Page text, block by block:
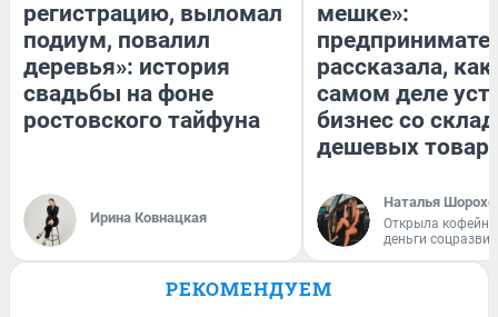
регистрацию, выломал
подиум, повалил
деревья»: история
свадьбы на фоне
ростовского тайфуна
Ирина Ковнацкая
мешке»:
рассказала, как
самом деле
бизнес со
дешевых
Наталья
Открыла
деньги
РЕКОМЕНДУЕМ